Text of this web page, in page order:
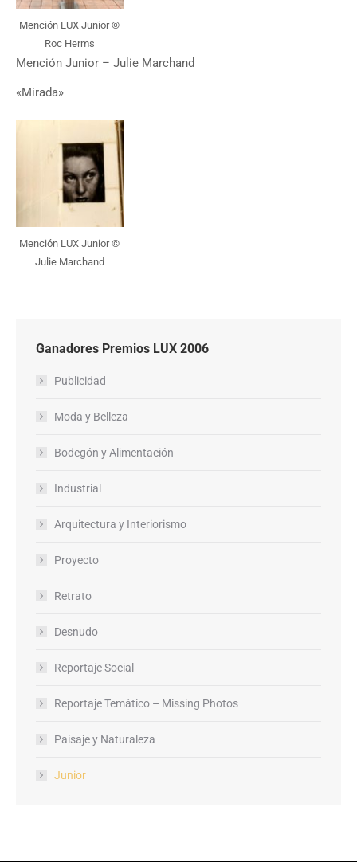
Mención LUX Junior ©
Roc Herms
Mención Junior – Julie Marchand
«Mirada»
Mención LUX Junior ©
Julie Marchand
Ganadores Premios LUX 2006
Publicidad
Moda y Belleza
Bodegón y Alimentación
Industrial
Arquitectura y Interiorismo
Proyecto
Retrato
Desnudo
Reportaje Social
Reportaje Temático – Missing Photos
Paisaje y Naturaleza
Junior